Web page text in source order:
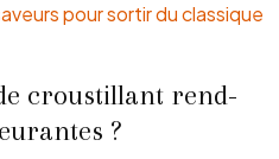
pour sortir du classique
croustillant rend-
?